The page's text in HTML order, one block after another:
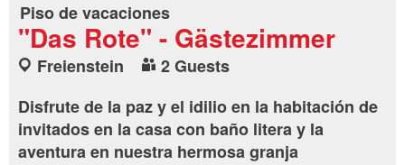
Piso de vacaciones
"Das Rote" - Gästezimmer
Freienstein
2 Guests
Disfrute de la paz y el idilio en la habitación de
invitados en la casa con baño litera y la
aventura en nuestra hermosa granja